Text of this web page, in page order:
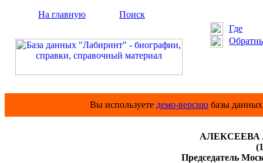
На главную
Поиск
Где
Вы используете демо-версию базы
АЛЕКСЕЕВА
Председатель